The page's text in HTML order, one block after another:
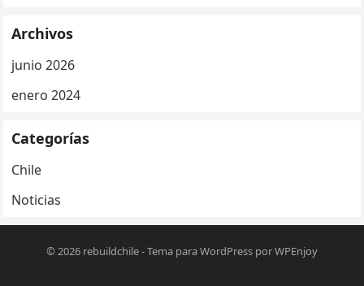
Archivos
junio 2026
enero 2024
Categorías
Chile
Noticias
© 2026 rebuildchile-Tema para WordPress porWPEnjoy